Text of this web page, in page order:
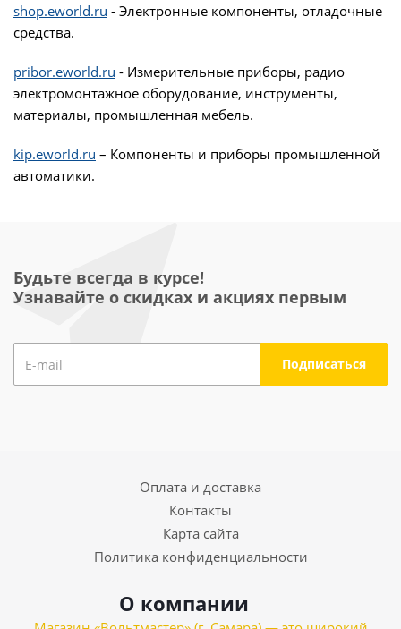
shop.eworld.ru - Электронные компоненты, отладочные
средства.
pribor.eworld.ru - Измерительные приборы, радио
электромонтажное оборудование, инструменты,
материалы, промышленная мебель.
kip.eworld.ru – Компоненты и приборы промышленной
автоматики.
Будьте всегда в курсе!
Узнавайте о скидках и акциях первым
Оплата и доставка
Контакты
Карта сайта
Политика конфиденциальности
О компании